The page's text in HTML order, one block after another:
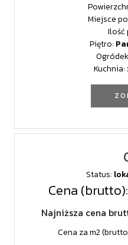
Miejsce
Ilość
Piętro:
Kuchnia:
Status:
Cena (brutto):
Najniższa cena
Cena za m2